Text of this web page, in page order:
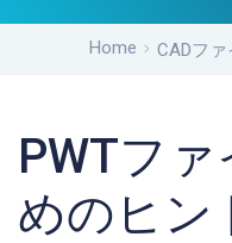
Home CADファ
PWTフ
めのヒン